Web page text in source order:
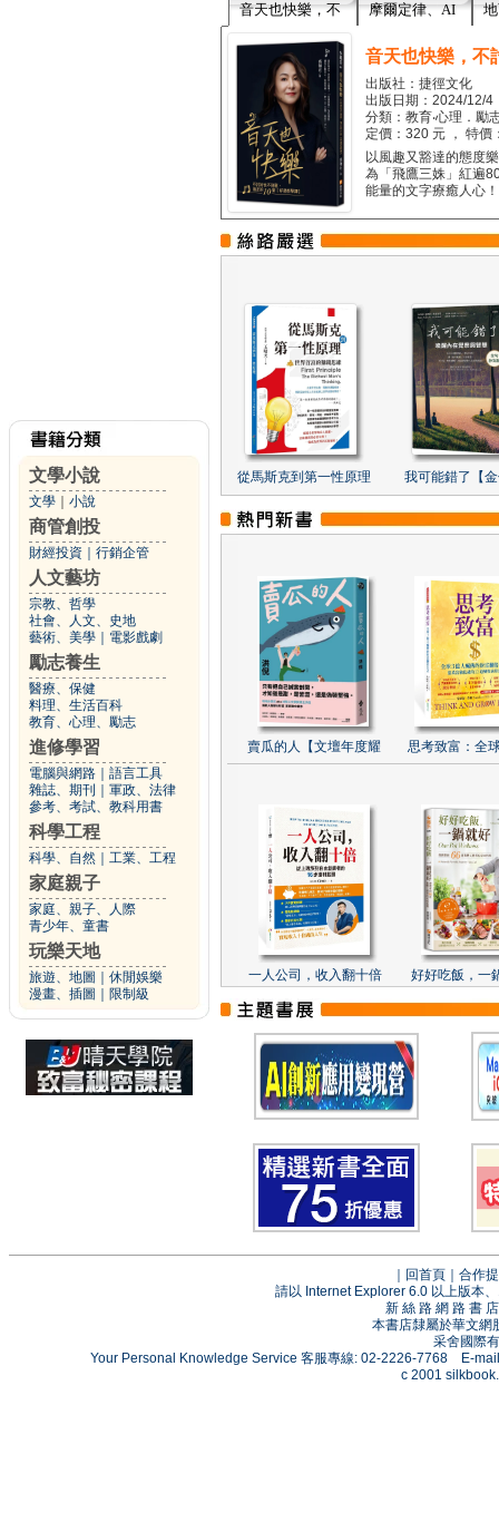
文學小說
文學 小說
商管創投
財經投資 行銷企管
人文藝坊
宗教、哲學
社會、人文、史地
藝術、美學
電影戲劇
勵志養生
醫療、保健
料理、生活百科
教育、心理、勵志
進修學習
電腦與網路
語言工具
雜誌、期刊
軍政、法律
參考、考試、教科用書
科學工程
科學、自然 工業、工程
家庭親子
家庭、親子、人際
青少年、童書
玩樂天地
旅遊、地圖
休閒娛樂
漫畫、插圖
限制級
音天也快樂，不 摩爾定律、AI
音天也快樂，不
出版社：捷徑文化
出版日期：2024/12/4
分類：教育‧心理．勵
定價：320 元 ， 特價
以風趣又豁達的態度
為「飛鷹三姝」紅遍
能量的文字療癒人心
從馬斯克到第一性原理 我可能錯了【
賣瓜的人【文壇年度耀 思考致富：全
一人公司，收入翻十倍 好好吃飯，一
回首頁
合作
請以 Internet Explorer 6.0 以上版本
新 絲 路 網 路 書
本書店隸屬於華文網
采舍國際
Your Personal Knowledge Service 客服專線: 02-2226-7768 E-
c 2001